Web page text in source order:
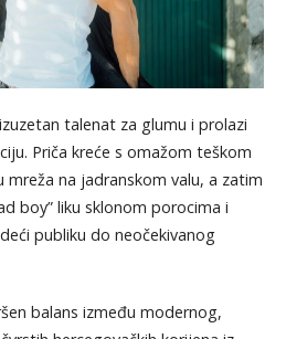
talenat za glumu i prolazi
Priča kreće s omažom teškom
na jadranskom valu, a zatim
boy” liku sklonom porocima i
publiku do neočekivanog
balans između modernog,